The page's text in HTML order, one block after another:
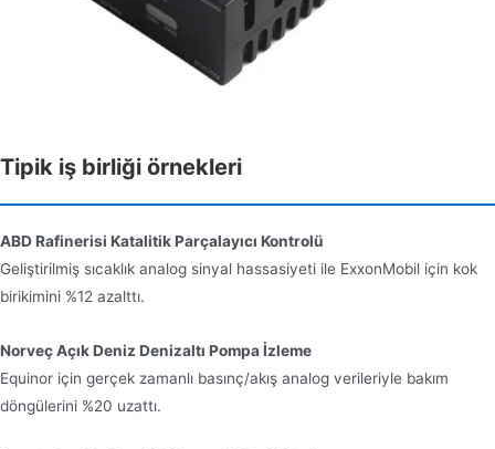
Tipik iş birliği örnekleri
ABD Rafinerisi Katalitik Parçalayıcı Kontrolü
Geliştirilmiş sıcaklık analog sinyal hassasiyeti ile ExxonMobil için kok
birikimini %12 azalttı.
Norveç Açık Deniz Denizaltı Pompa İzleme
Equinor için gerçek zamanlı basınç/akış analog verileriyle bakım
döngülerini %20 uzattı.